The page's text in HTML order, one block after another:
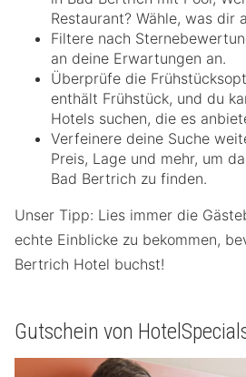
Restaurant? Wähle, was dir
Filtere nach
an deine Erwartungen an.
Überprüfe die
enthält Frühstück, und du
Hotels suchen, die es
Verfeinere deine Suche
Preis, Lage und mehr, um
Bad Bertrich zu finden.
Unser Tipp: Lies immer die
echte Einblicke zu bekommen,
Bertrich Hotel buchst!
Gutschein von